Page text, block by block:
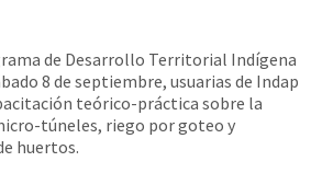
de Desarrollo Territorial Indígena
8 de septiembre, usuarias de Indap
teórico-práctica sobre la
túneles, riego por goteo y
huertos.